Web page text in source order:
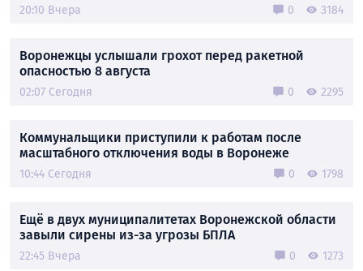
20:10 Вчера 0 3184
Воронежцы услышали грохот перед ракетной
опасностью 8 августа
02:07 Сегодня 0 2295
Коммунальщики приступили к работам после
масштабного отключения воды в Воронеже
10:44 Сегодня 0 1798
Ещё в двух муниципалитетах Воронежской области
завыли сирены из-за угрозы БПЛА
22:45 Вчера 0 1273